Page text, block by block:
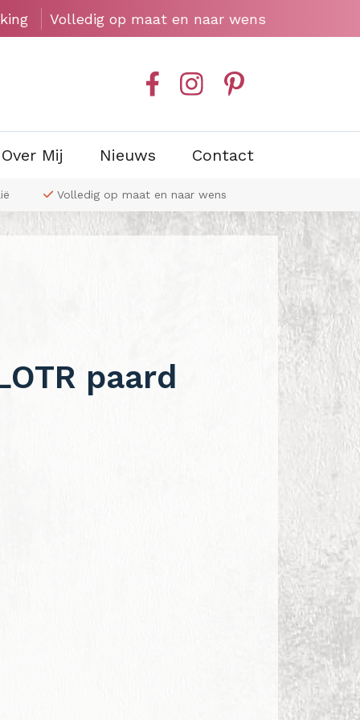
Volledig op maat en naar wens
Over Mij Nieuws Contact
Volledig op maat en naar wens
paard